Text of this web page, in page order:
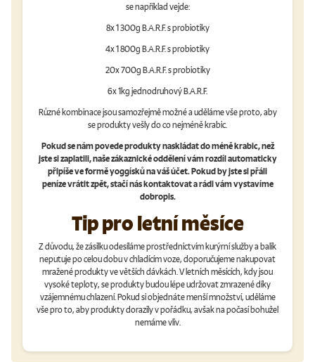
se například vejde:
8x 1 300g B.A.R.F. s probiotiky
4x 1 800g B.A.R.F. s probiotiky
20x 700g B.A.R.F. s probiotiky
6x 1kg jednodruhový B.A.R.F.
Různé kombinace jsou samozřejmě možné a uděláme vše proto, aby
se produkty vešly do co nejméně krabic.
Pokud se nám povede produkty naskládat do méně krabic, než
jste si zaplatili, naše zákaznické oddělení vám rozdíl automaticky
připíše ve formě yoggísků na váš účet. Pokud by jste si přáli
peníze vrátit zpět, stačí nás kontaktovat a rádi vám vystavíme
dobropis.
Tip pro letní měsíce
Z důvodu, že zásilku odesíláme prostřednictvím kurýrní služby a balík
neputuje po celou dobu v chladícím voze, doporučujeme nakupovat
mražené produkty ve větších dávkách. V letních měsících, kdy jsou
vysoké teploty, se produkty budou lépe udržovat zmrazené díky
vzájemnému chlazení. Pokud si objednáte menší množství, uděláme
vše pro to, aby produkty dorazily v pořádku, avšak na počasí bohužel
nemáme vliv.